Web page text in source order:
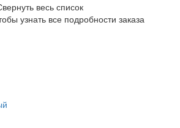
весь список
узнать все подробности заказа